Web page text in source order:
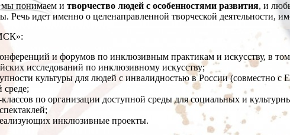
понимаем и творчество людей с особенностями развития, и
Речь идет именно о целенаправленной творческой деятельности,
и форумов по инклюзивным практикам и искусству, в
исследований по инклюзивному искусству;
культуры для людей с инвалидностью в России (совместно с
среде;
по организации доступной среды для социальных и
инклюзивные проекты.